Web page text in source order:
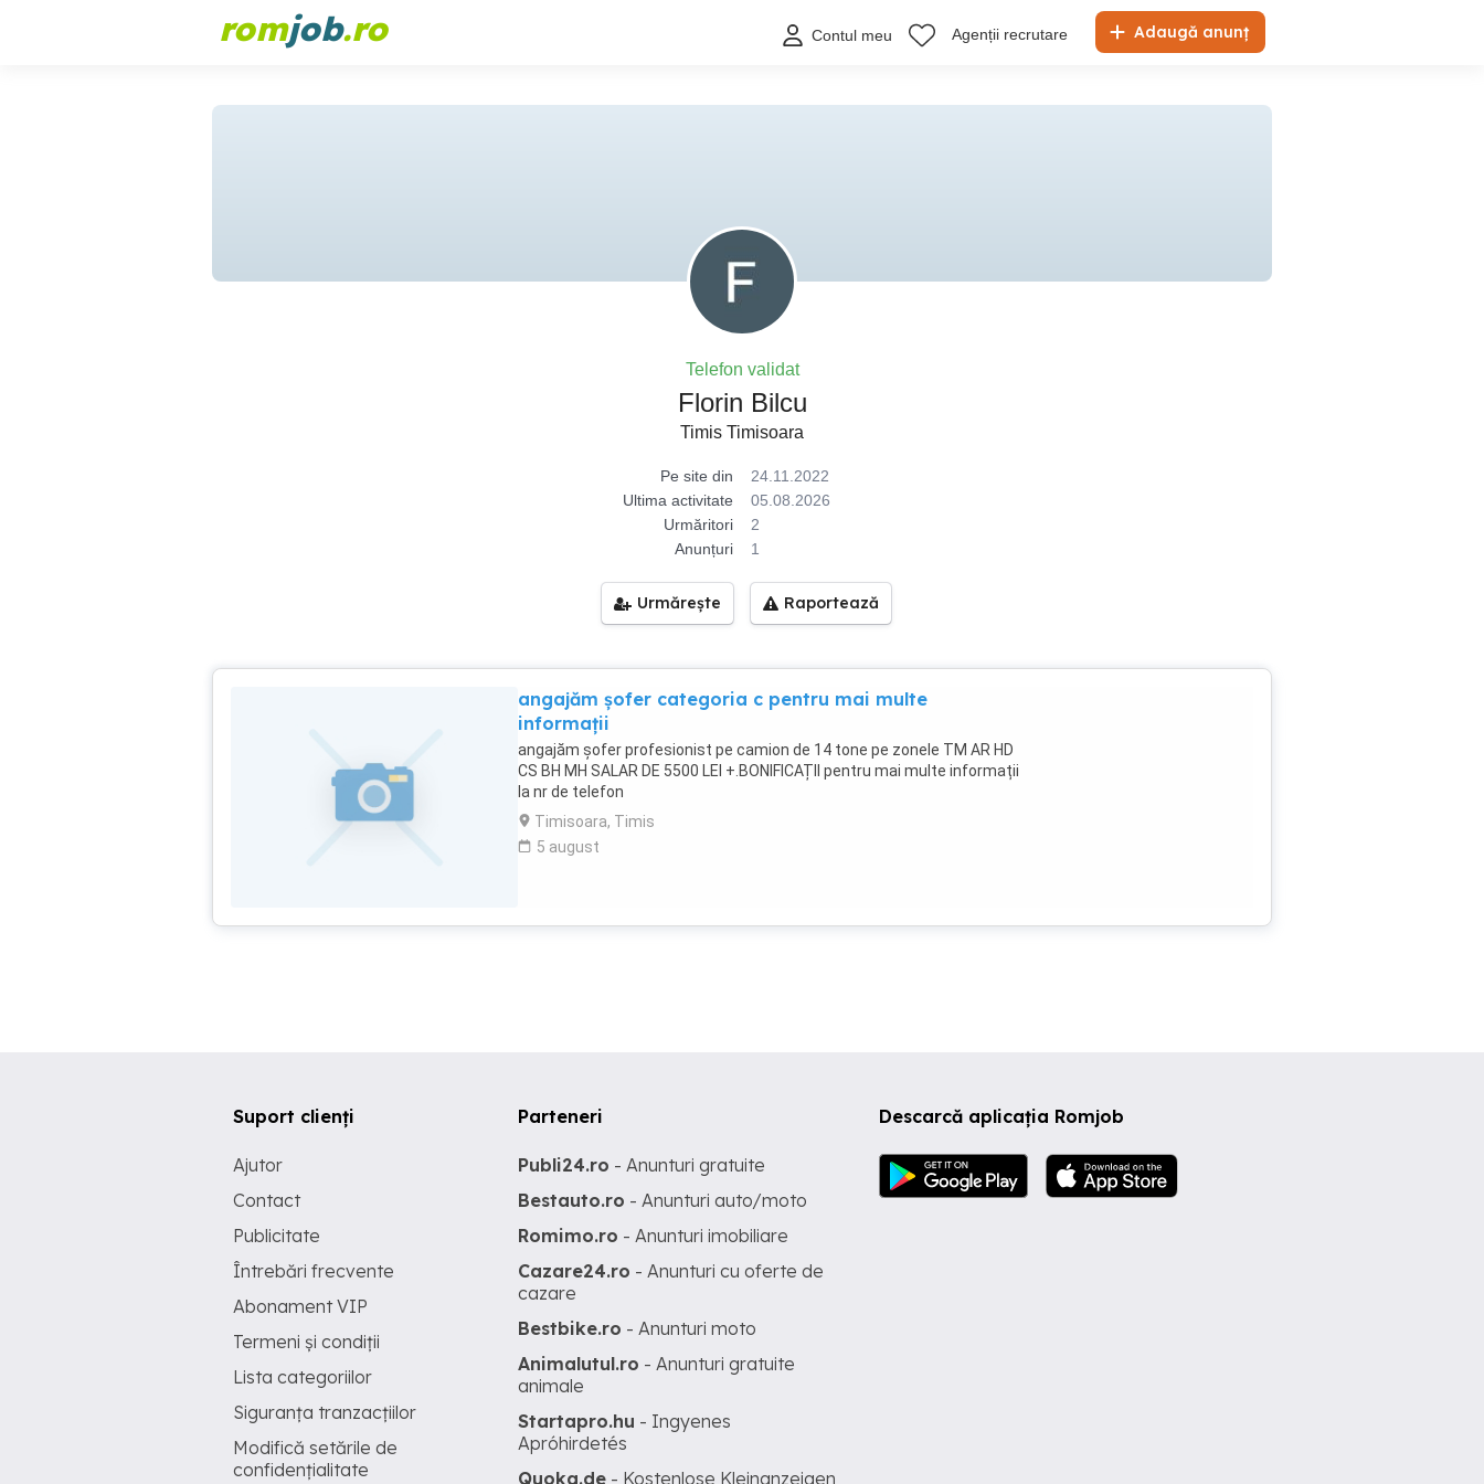
romjob.ro Adaugă anunț
Contul meu Agenții recrutare
Telefon validat
Florin Bilcu
Timis Timisoara
Pe site din
24.11.2022
Ultima activitate
05.08.2026
Urmăritori
2
Anunțuri
1
Urmărește Raportează
angajăm șofer categoria c pentru mai multe
informații
angajăm șofer profesionist pe camion de 14 tone pe zonele TM AR HD
CS BH MH SALAR DE 5500 LEI +.BONIFICAȚII pentru mai multe informații
la nr de telefon
Timisoara, Timis
5 august
Descarcă aplicația Romjob
Suport clienți
Ajutor
Contact
Publicitate
Întrebări frecvente
Abonament VIP
Termeni și condiții
Lista categoriilor
Siguranța tranzacțiilor
Modifică setările de
confidențialitate
Parteneri
Publi24.ro - Anunturi gratuite
Bestauto.ro - Anunturi auto/moto
Romimo.ro - Anunturi imobiliare
Cazare24.ro - Anunturi cu oferte de
cazare
Bestbike.ro - Anunturi moto
Animalutul.ro - Anunturi gratuite
animale
Startapro.hu - Ingyenes
Apróhirdetés
Quoka.de - Kostenlose Kleinanzeigen